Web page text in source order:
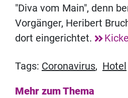
"Diva vom Main", denn
Vorgänger, Heribert
dort eingerichtet.
Tags: Coronavirus, Hotel
Mehr zum Thema